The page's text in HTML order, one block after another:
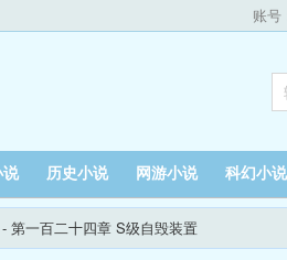
账号
说 历史小说 网游小说 科幻小说
- 第一百二十四章 S级自毁装置